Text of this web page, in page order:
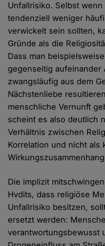
Unfallrisiko. Selbst
tendenziell weniger
verwickelt sein sollten,
Gründe als die
Dass man
gegenseitig aufeinander
zwangsläufig aus dem
Nächstenliebe
menschliche Vernunft
scheint es also deutlich
Verhältnis zwischen
Korrelation und nicht als
Die implizit
Hvdits, dass religiöse
Unfallrisiko besitzen,
ersetzt werden:
verantwortungsbewusst